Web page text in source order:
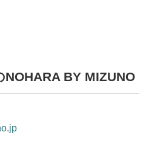
BY MIZUNO